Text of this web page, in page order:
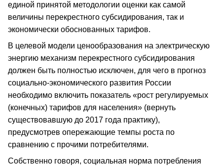
единой принятой методологии оценки как самой
величины перекрестного субсидирования, так и
экономически обоснованных тарифов.
В целевой модели ценообразования на электрическую
энергию механизм перекрестного субсидирования
должен быть полностью исключен, для чего в прогноз
социально-экономического развития России
необходимо включить показатель «рост регулируемых
(конечных) тарифов для населения» (вернуть
существовавшую до 2017 года практику),
предусмотрев опережающие темпы роста по
сравнению с прочими потребителями.
Собственно говоря, социальная норма потребления